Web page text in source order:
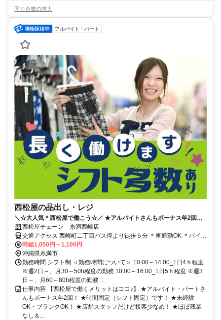
同じ企業の求人
アルバイト・パート
西松屋の品出し・レジ
＼☆大人気＊西松屋で働こう☆／ ★アルバイトさんもボーナス年2回！
★時間固定だから私生活と両立OK 西松屋チェーン 糸満西崎店
西松屋チェーン 糸満西崎店
交通アクセス 西崎町二丁目バス停より徒歩５分 ＊車通勤OK ＊バイク
通勤OK ＊自転車通勤OK
時給1,050円～1,100円
沖縄県糸満市
勤務時間 シフト制 ＜勤務時間について＞ 10:00～14:00_1日4ｈ程度
※週2日～、月30～50h程度の勤務 10:00～16:00_1日5ｈ程度 ※週3
日～、月60～80h程度の勤務 ...
仕事内容 【西松屋で働くメリットはココ♪】 ★アルバイト・パートさ
んもボーナス年2回！ ★時間固定（シフト固定）です！ ★未経験
OK・ブランクOK！ ★店舗スタッフだけど接客少なめ！ ★ほぼ残業
なし＆...